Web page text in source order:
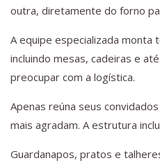
outra, diretamente do forno
A equipe especializada monta
incluindo mesas, cadeiras e
preocupar com a logística.
Apenas reúna seus
mais agradam. A estrutura
Guardanapos, pratos e